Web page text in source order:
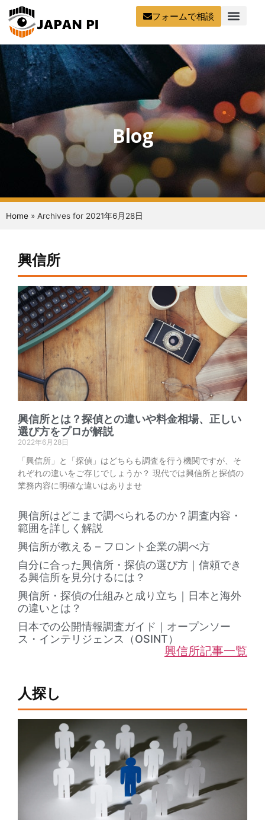
フォームで相談
Blog
Home » Archives for 2021年6月28日
興信所
興信所とは？探偵との違いや料金相場、正しい
選び方をプロが解説
2022年6月28日
「興信所」と「探偵」はどちらも調査を行う機関ですが、そ
れぞれの違いをご存じでしょうか？ 現代では興信所と探偵の
業務内容に明確な違いはありませ
興信所はどこまで調べられるのか？調査内容・
範囲を詳しく解説
興信所が教える – フロント企業の調べ方
自分に合った興信所・探偵の選び方｜信頼でき
る興信所を見分けるには？
興信所・探偵の仕組みと成り立ち｜日本と海外
の違いとは？
日本での公開情報調査ガイド｜オープンソー
ス・インテリジェンス（OSINT）
興信所記事一覧
人探し